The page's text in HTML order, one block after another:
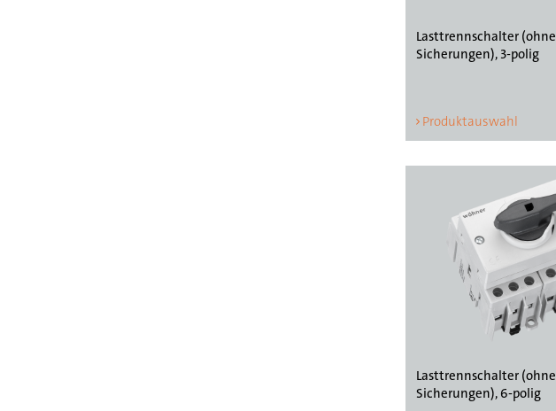
Lasttrennschalter (ohne
Sicherungen), 3-polig
Produktauswahl
Lasttrennschalter (ohne
Sicherungen), 6-polig